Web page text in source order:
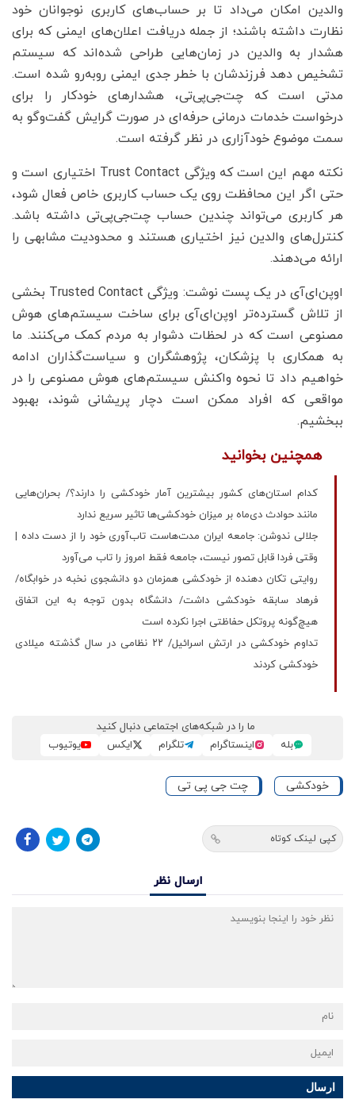
والدین امکان می‌داد تا بر حساب‌های کاربری نوجوانان خود
نظارت داشته باشند؛ از جمله دریافت اعلان‌های ایمنی که برای
هشدار به والدین در زمان‌هایی طراحی شده‌اند که سیستم
تشخیص دهد فرزندشان با خطر جدی ایمنی روبه‌رو شده است.
مدتی است که چت‌جی‌پی‌تی، هشدارهای خودکار را برای
درخواست خدمات درمانی حرفه‌ای در صورت گرایش گفت‌وگو به
سمت موضوع خودآزاری در نظر گرفته است.
نکته مهم این است که ویژگی Trust Contact اختیاری است و
حتی اگر این محافظت روی یک حساب کاربری خاص فعال شود،
هر کاربری می‌تواند چندین حساب چت‌جی‌پی‌تی داشته باشد.
کنترل‌های والدین نیز اختیاری هستند و محدودیت مشابهی را
ارائه می‌دهند.
اوپن‌ای‌آی در یک پست نوشت: ویژگی Trusted Contact بخشی
از تلاش گسترده‌تر اوپن‌ای‌آی برای ساخت سیستم‌های هوش
مصنوعی است که در لحظات دشوار به مردم کمک می‌کنند. ما
به همکاری با پزشکان، پژوهشگران و سیاست‌گذاران ادامه
خواهیم داد تا نحوه واکنش سیستم‌های هوش مصنوعی را در
مواقعی که افراد ممکن است دچار پریشانی شوند، بهبود
ببخشیم.
همچنین بخوانید
کدام استان‌های کشور بیشترین آمار خودکشی را دارند؟/ بحران‌هایی
مانند حوادث دی‌ماه بر میزان خودکشی‌ها تاثیر سریع ندارد
جلالی ندوشن: جامعه ایران مدت‌هاست تاب‌آوری خود را از دست داده |
وقتی فردا قابل تصور نیست، جامعه فقط امروز را تاب می‌آورد
روایتی تکان دهنده از خودکشی همزمان دو دانشجوی نخبه در خوابگاه/
فرهاد سابقه خودکشی داشت/ دانشگاه بدون توجه به این اتفاق
هیچ‌گونه پروتکل حفاظتی اجرا نکرده است
تداوم خودکشی در ارتش اسرائیل/ ۲۲ نظامی در سال گذشته میلادی
خودکشی کردند
ما را در شبکه‌های اجتماعی دنبال کنید
بله
اینستاگرام تلگرام ایکس یوتیوب
خودکشی چت جی پی تی
کپی لینک کوتاه
ارسال نظر
ارسال